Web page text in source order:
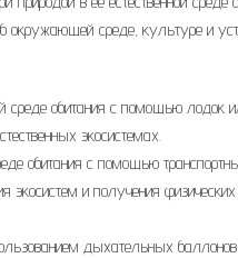
среде, культуре и
среде обитания с помощью лодок
экосистемах.
обитания с помощью
и получения физических
дыхательных